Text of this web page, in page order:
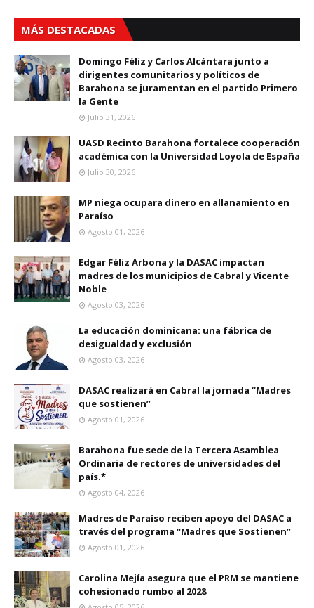
MÁS DESTACADAS
Domingo Féliz y Carlos Alcántara junto a
dirigentes comunitarios y políticos de
Barahona se juramentan en el partido Primero
la Gente
Julio 31, 2026
UASD Recinto Barahona fortalece cooperación
académica con la Universidad Loyola de España
Julio 30, 2026
MP niega ocupara dinero en allanamiento en
Paraíso
Agosto 01, 2026
Edgar Féliz Arbona y la DASAC impactan
madres de los municipios de Cabral y Vicente
Noble
Agosto 03, 2026
La educación dominicana: una fábrica de
desigualdad y exclusión
Agosto 03, 2026
DASAC realizará en Cabral la jornada “Madres
que sostienen”
Agosto 01, 2026
Barahona fue sede de la Tercera Asamblea
Ordinaria de rectores de universidades del
país.*
Agosto 04, 2026
Madres de Paraíso reciben apoyo del DASAC a
través del programa “Madres que Sostienen”
Agosto 01, 2026
Carolina Mejía asegura que el PRM se mantiene
cohesionado rumbo al 2028